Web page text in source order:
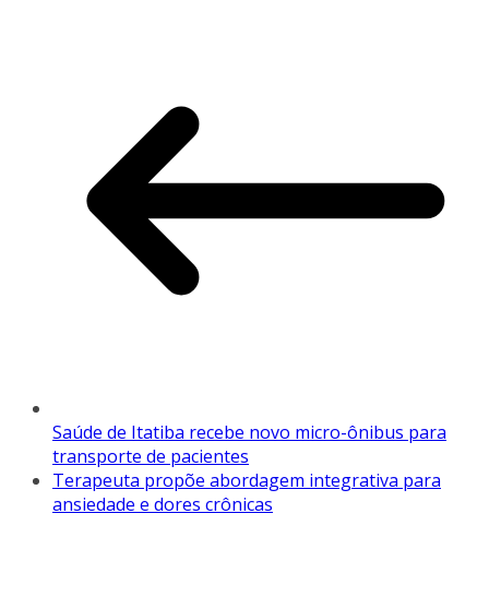
Saúde de Itatiba recebe novo micro-ônibus para
transporte de pacientes
Terapeuta propõe abordagem integrativa para
ansiedade e dores crônicas